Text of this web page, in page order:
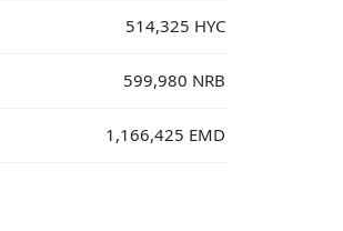
514,325 HYC
599,980 NRB
1,166,425 EMD